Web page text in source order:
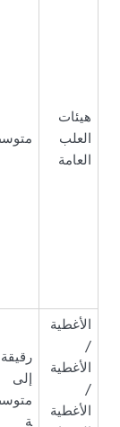
هيئات
العلب
العامة
الأغطية
/
الأغطية
/
الأغطية
رقيقة
إلى
ة